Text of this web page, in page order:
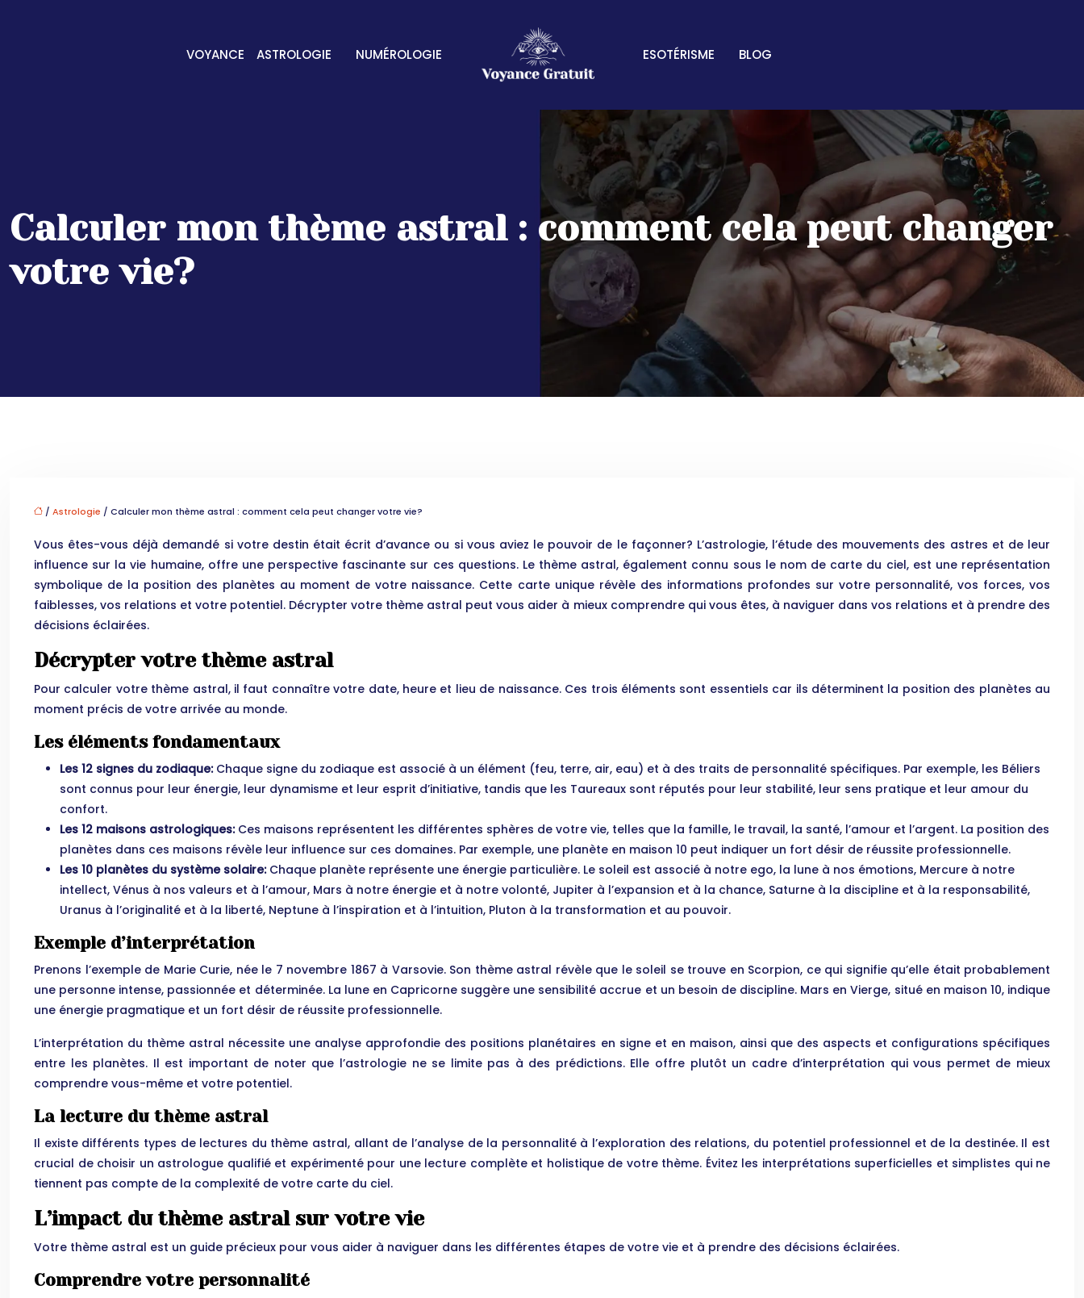
NUMÉROLOGIE
ASTROLOGIE
VOYANCE ESOTÉRISME BLOG
Calculer mon thème astral : comment cela peut changer
votre vie?
/ Astrologie / Calculer mon thème astral : comment cela peut changer votre vie?
Vous êtes-vous déjà demandé si votre destin était écrit d’avance ou si vous aviez le pouvoir de le façonner? L’astrologie, l’étude des mouvements des astres et de leur
influence sur la vie humaine, offre une perspective fascinante sur ces questions. Le thème astral, également connu sous le nom de carte du ciel, est une représentation
symbolique de la position des planètes au moment de votre naissance. Cette carte unique révèle des informations profondes sur votre personnalité, vos forces, vos
faiblesses, vos relations et votre potentiel. Décrypter votre thème astral peut vous aider à mieux comprendre qui vous êtes, à naviguer dans vos relations et à prendre des
décisions éclairées.
Décrypter votre thème astral
Pour calculer votre thème astral, il faut connaître votre date, heure et lieu de naissance. Ces trois éléments sont essentiels car ils déterminent la position des planètes au
moment précis de votre arrivée au monde.
Les éléments fondamentaux
Les 12 signes du zodiaque: Chaque signe du zodiaque est associé à un élément (feu, terre, air, eau) et à des traits de personnalité spécifiques. Par exemple, les Béliers
sont connus pour leur énergie, leur dynamisme et leur esprit d’initiative, tandis que les Taureaux sont réputés pour leur stabilité, leur sens pratique et leur amour du
confort.
Les 12 maisons astrologiques: Ces maisons représentent les différentes sphères de votre vie, telles que la famille, le travail, la santé, l’amour et l’argent. La position des
planètes dans ces maisons révèle leur influence sur ces domaines. Par exemple, une planète en maison 10 peut indiquer un fort désir de réussite professionnelle.
Les 10 planètes du système solaire: Chaque planète représente une énergie particulière. Le soleil est associé à notre ego, la lune à nos émotions, Mercure à notre
intellect, Vénus à nos valeurs et à l’amour, Mars à notre énergie et à notre volonté, Jupiter à l’expansion et à la chance, Saturne à la discipline et à la responsabilité,
Uranus à l’originalité et à la liberté, Neptune à l’inspiration et à l’intuition, Pluton à la transformation et au pouvoir.
Exemple d’interprétation
Prenons l’exemple de Marie Curie, née le 7 novembre 1867 à Varsovie. Son thème astral révèle que le soleil se trouve en Scorpion, ce qui signifie qu’elle était probablement
une personne intense, passionnée et déterminée. La lune en Capricorne suggère une sensibilité accrue et un besoin de discipline. Mars en Vierge, situé en maison 10, indique
une énergie pragmatique et un fort désir de réussite professionnelle.
L’interprétation du thème astral nécessite une analyse approfondie des positions planétaires en signe et en maison, ainsi que des aspects et configurations spécifiques
entre les planètes. Il est important de noter que l’astrologie ne se limite pas à des prédictions. Elle offre plutôt un cadre d’interprétation qui vous permet de mieux
comprendre vous-même et votre potentiel.
La lecture du thème astral
Il existe différents types de lectures du thème astral, allant de l’analyse de la personnalité à l’exploration des relations, du potentiel professionnel et de la destinée. Il est
crucial de choisir un astrologue qualifié et expérimenté pour une lecture complète et holistique de votre thème. Évitez les interprétations superficielles et simplistes qui ne
tiennent pas compte de la complexité de votre carte du ciel.
L’impact du thème astral sur votre vie
Votre thème astral est un guide précieux pour vous aider à naviguer dans les différentes étapes de votre vie et à prendre des décisions éclairées.
Comprendre votre personnalité